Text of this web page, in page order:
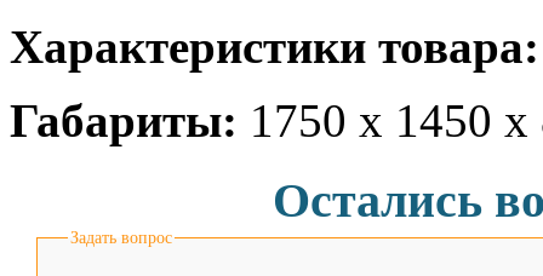
Характеристики товара:
Габариты: 1750 x 1450 x
Остались
Задать вопрос